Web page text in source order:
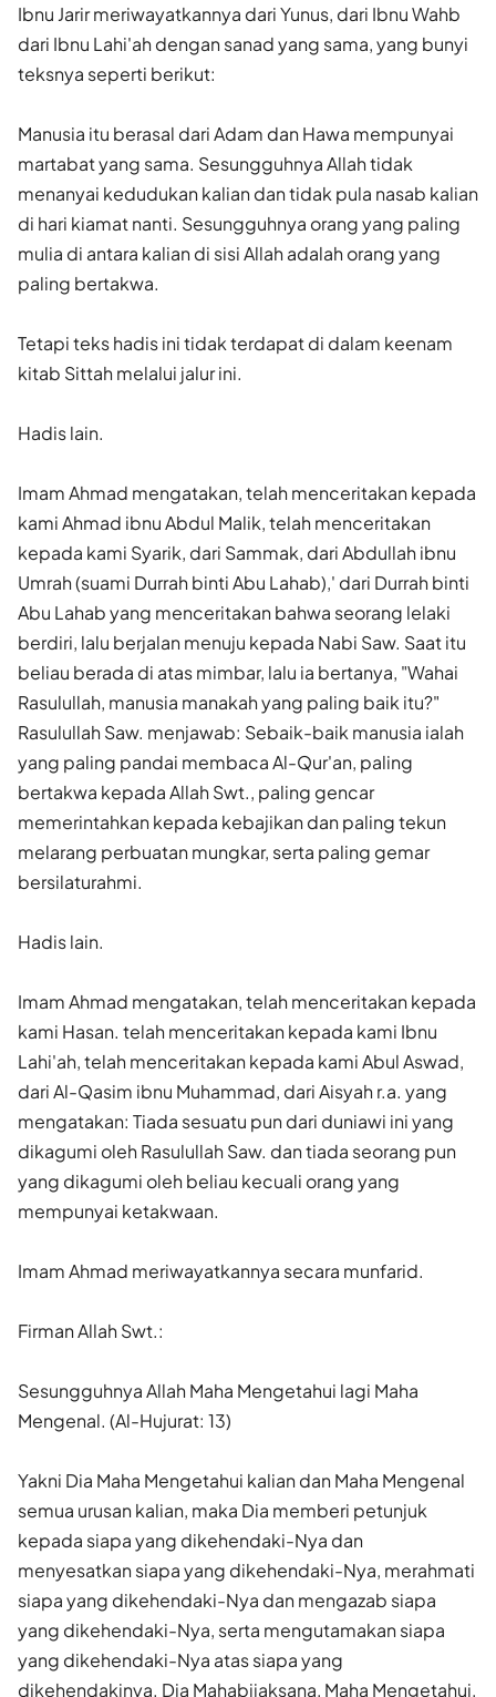
Ibnu Jarir meriwayatkannya dari Yunus, dari Ibnu Wahb
dari Ibnu Lahi'ah dengan sanad yang sama, yang bunyi
teksnya seperti berikut:
Manusia itu berasal dari Adam dan Hawa mempunyai
martabat yang sama. Sesungguhnya Allah tidak
menanyai kedudukan kalian dan tidak pula nasab kalian
di hari kiamat nanti. Sesungguhnya orang yang paling
mulia di antara kalian di sisi Allah adalah orang yang
paling bertakwa.
Tetapi teks hadis ini tidak terdapat di dalam keenam
kitab Sittah melalui jalur ini.
Hadis lain.
Imam Ahmad mengatakan, telah menceritakan kepada
kami Ahmad ibnu Abdul Malik, telah menceritakan
kepada kami Syarik, dari Sammak, dari Abdullah ibnu
Umrah (suami Durrah binti Abu Lahab),' dari Durrah binti
Abu Lahab yang menceritakan bahwa seorang lelaki
berdiri, lalu berjalan menuju kepada Nabi Saw. Saat itu
beliau berada di atas mimbar, lalu ia bertanya, "Wahai
Rasulullah, manusia manakah yang paling baik itu?"
Rasulullah Saw. menjawab: Sebaik-baik manusia ialah
yang paling pandai membaca Al-Qur'an, paling
bertakwa kepada Allah Swt., paling gencar
memerintahkan kepada kebajikan dan paling tekun
melarang perbuatan mungkar, serta paling gemar
bersilaturahmi.
Hadis lain.
Imam Ahmad mengatakan, telah menceritakan kepada
kami Hasan. telah menceritakan kepada kami Ibnu
Lahi'ah, telah menceritakan kepada kami Abul Aswad,
dari Al-Qasim ibnu Muhammad, dari Aisyah r.a. yang
mengatakan: Tiada sesuatu pun dari duniawi ini yang
dikagumi oleh Rasulullah Saw. dan tiada seorang pun
yang dikagumi oleh beliau kecuali orang yang
mempunyai ketakwaan.
Imam Ahmad meriwayatkannya secara munfarid.
Firman Allah Swt.:
Sesungguhnya Allah Maha Mengetahui lagi Maha
Mengenal. (Al-Hujurat: 13)
Yakni Dia Maha Mengetahui kalian dan Maha Mengenal
semua urusan kalian, maka Dia memberi petunjuk
kepada siapa yang dikehendaki-Nya dan
menyesatkan siapa yang dikehendaki-Nya, merahmati
siapa yang dikehendaki-Nya dan mengazab siapa
yang dikehendaki-Nya, serta mengutamakan siapa
yang dikehendaki-Nya atas siapa yang
dikehendakinya. Dia Mahabijaksana, Maha Mengetahui,